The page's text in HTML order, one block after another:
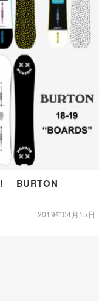
BURTON
2019年04月15日